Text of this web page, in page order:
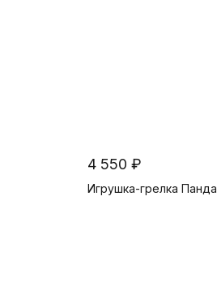
4 550 ₽
Игрушка-грелка Панда